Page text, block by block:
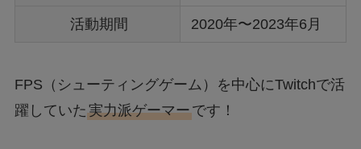
活動期間 2020年〜2023年6月
FPS（シューティングゲーム）を中心にTwitchで活
躍していた実力派ゲーマーです！